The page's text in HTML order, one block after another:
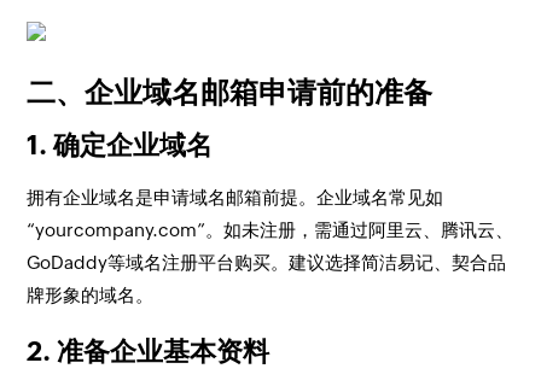
二、企业域名邮箱申请前的准备
1. 确定企业域名
拥有企业域名是申请域名邮箱前提。企业域名常见如
“yourcompany.com”。如未注册，需通过阿里云、腾讯云、
GoDaddy等域名注册平台购买。建议选择简洁易记、契合品
牌形象的域名。
2. 准备企业基本资料